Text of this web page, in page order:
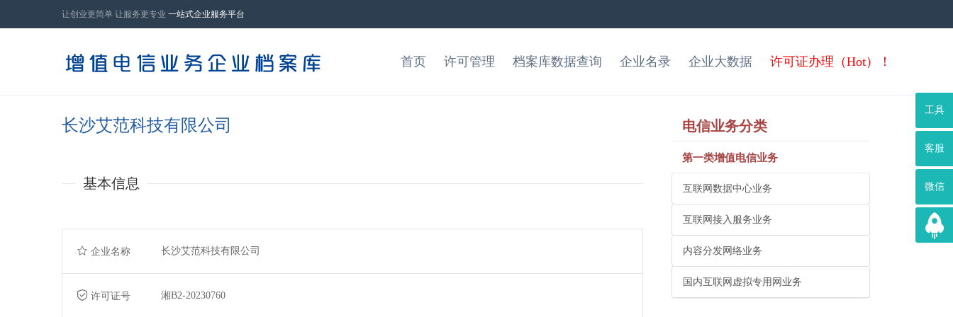
让创业更简单 让服务更专业 一站式企业服务平台
许可证办理（Hot）！
企业大数据
企业名录
档案库数据查询
许可管理
首页
长沙艾范科技有限公司
基本信息
企业名称 长沙艾范科技有限公司
许可证号 湘B2-20230760
电信业务分类
第一类增值电信业务
互联网数据中心业务
互联网接入服务业务
内容分发网络业务
国内互联网虚拟专用网业务
工具
客服
微信